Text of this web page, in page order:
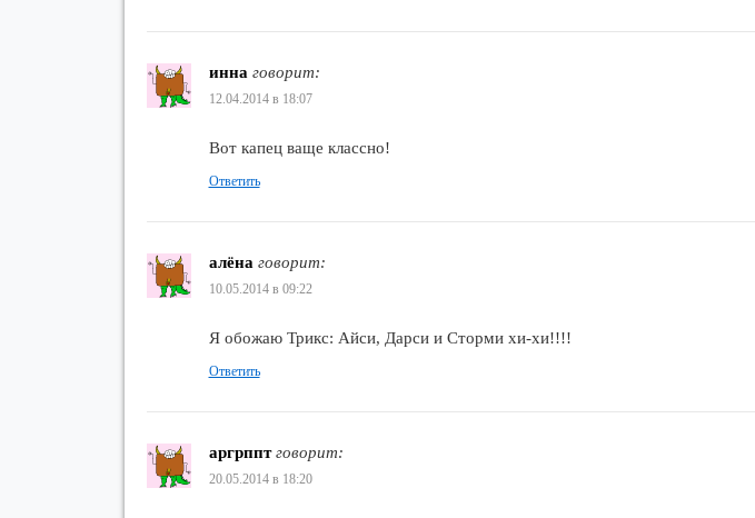
инна говорит:
12.04.2014 в 18:07
Вот капец ваще классно!
Ответить
алёна говорит:
10.05.2014 в 09:22
Я обожаю Трикс: Айси, Дарси и Сторми хи-хи!!!!
Ответить
аргрппт говорит:
20.05.2014 в 18:20